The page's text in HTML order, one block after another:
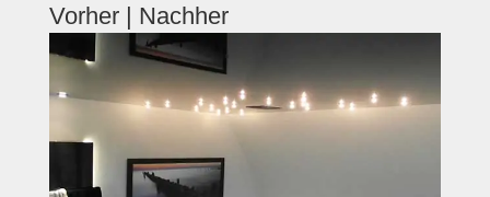
Vorher | Nachher